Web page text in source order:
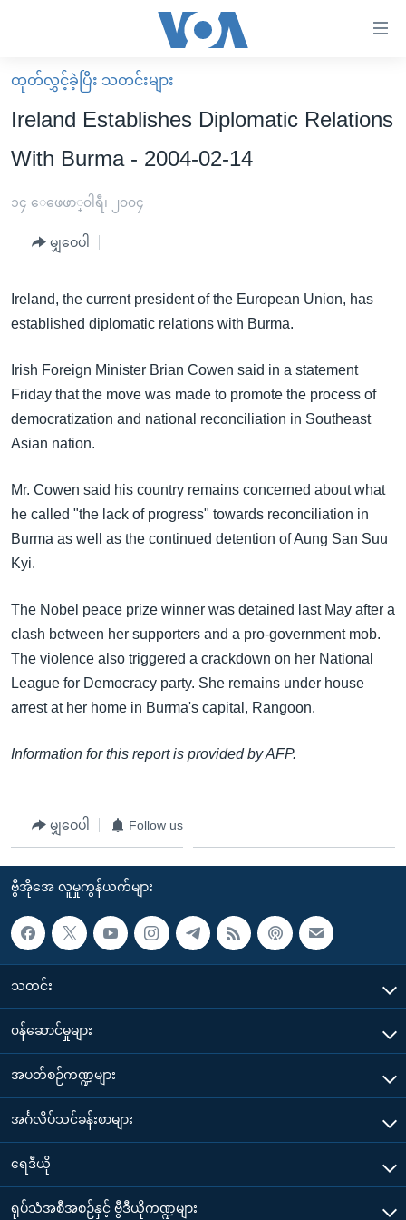
လွယ်ကူ
စေ
သည့်
များ
ရန်
ပင်မ
ညွန်း
သို့
ကျော်
ကြည့်
ရန်
ရန်
နေရာ
သို့
ကျော်
ရန်
မူလစာမျက်နှာ
မြန်မာ
ကမ္ဘာ့သတင်းများ
အစ္စရေး-ပါလက်စတိုင်း
ရပ်ဝန်းတခု လမ်းတခု အလွန်
အင်္ဂလိပ်စာလေ့လာမယ်
အမေရိကန်သုံးအီဒီယံ
ရုပ်ရှင်ထဲက အင်္ဂလိပ်စာ
သုတပဒေသာ အင်္ဂလိပ်စာ
အပတ်စဉ်ကဏ္ဍများ
တီဗွီ
ရေဒီယို/တီဗွီအစီအစဉ်
Learning English
ဗွီအိုအေ လူမှုကွန်ယက်များ
ဘာသာစကားများ
ထုတ်လွှင့်ခဲ့ပြီး သတင်းများ
Ireland Establishes Diplomatic Relations
With Burma - 2004-02-14
၁၄ ေဖေဖာ္၀ါရီ၊ ၂၀၀၄
မျှဝေပါ
Ireland, the current president of the European Union, has
established diplomatic relations with Burma.
Irish Foreign Minister Brian Cowen said in a statement
Friday that the move was made to promote the process of
democratization and national reconciliation in Southeast
Asian nation.
Mr. Cowen said his country remains concerned about what
he called "the lack of progress" towards reconciliation in
Burma as well as the continued detention of Aung San Suu
Kyi.
The Nobel peace prize winner was detained last May after a
clash between her supporters and a pro-government mob.
The violence also triggered a crackdown on her National
League for Democracy party. She remains under house
arrest at her home in Burma's capital, Rangoon.
Information for this report is provided by AFP.
မျှဝေပါ Follow us
ဗွီအိုအေ လူမှုကွန်ယက်များ
သတင်း
၀န်ဆောင်မှုများ
အပတ်စဉ်ကဏ္ဍများ
အင်္ဂလိပ်သင်ခန်းစာများ
ရေဒီယို
ရုပ်သံအစီအစဉ်နှင့် ဗွီဒီယိုကဏ္ဍများ